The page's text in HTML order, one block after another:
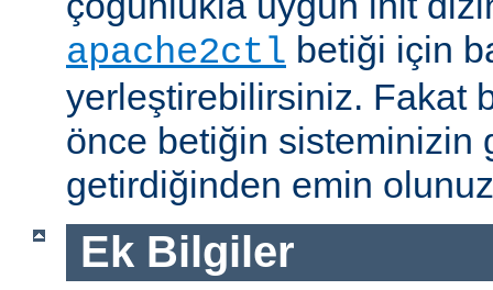
apache2ctl betiği için
yerleştirebilirsiniz. Fakat
önce betiğin sisteminizin
getirdiğinden emin
Ek Bilgiler